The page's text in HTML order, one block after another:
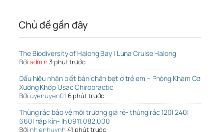
Chủ đề gần đây
The Biodiversity of Halong Bay | Luna Cruise Halong
Bởi admin 3 phút trước
Dấu hiệu nhận biết bàn chân bẹt ở trẻ em – Phòng Khám Cơ
Xương Khớp Usac Chiropractic
Bởi uyenuyen01 6 phút trước
Thùng rác bảo vệ môi trường giá rẻ- thùng rác 120l 240l
660l nắp kín- lh 0911.082.000
Bởi nhienhuynh 41 phút trước